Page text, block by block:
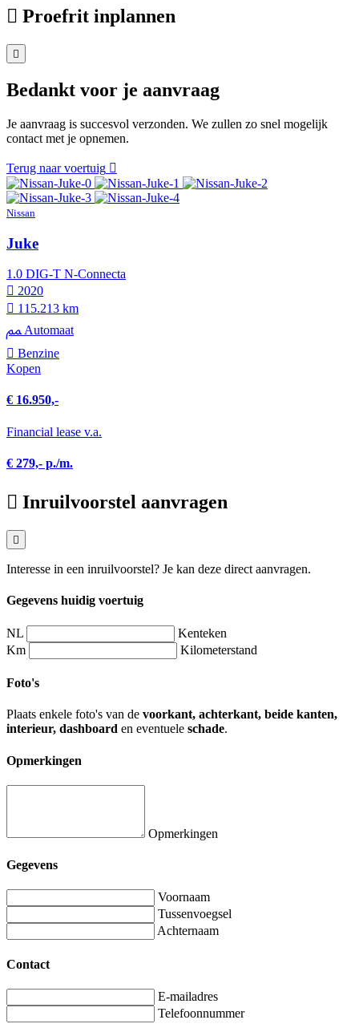
Proefrit inplannen
Bedankt voor je aanvraag
Je aanvraag is succesvol verzonden. We zullen zo snel mogelijk
contact met je opnemen.
Terug naar voertuig
Nissan
Juke
1.0 DIG-T N-Connecta
2020
115.213 km
Automaat
Benzine
Kopen
€ 16.950,-
Financial lease v.a.
€ 279,- p./m.
Inruilvoorstel aanvragen
Interesse in een inruilvoorstel? Je kan deze direct aanvragen.
Gegevens huidig voertuig
NL
Kenteken
Km
Kilometerstand
Foto's
Plaats enkele foto's van de voorkant, achterkant, beide kanten,
interieur, dashboard en eventuele schade.
Opmerkingen
Opmerkingen
Gegevens
Voornaam
Tussenvoegsel
Achternaam
Contact
E-mailadres
Telefoonnummer